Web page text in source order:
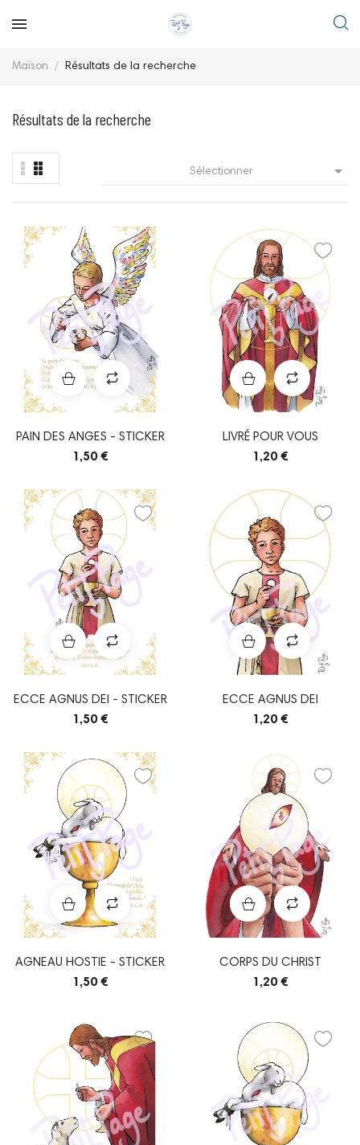
Maison Résultats de la recherche
Résultats de la recherche
Sélectionner 
PAIN DES ANGES - STICKER
1,50 €
LIVRÉ POUR VOUS
1,20 €
ECCE AGNUS DEI - STICKER
1,50 €
ECCE AGNUS DEI
1,20 €
AGNEAU HOSTIE - STICKER
1,50 €
CORPS DU CHRIST
1,20 €